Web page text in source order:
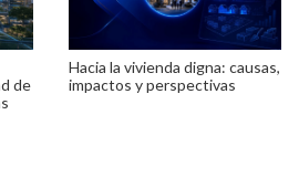
de
Hacia la vivienda digna: causas,
impactos y perspectivas